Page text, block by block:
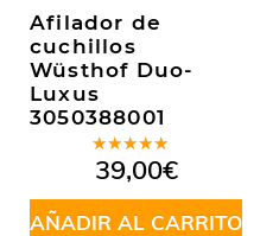
Afilador de
cuchillos
Wüsthof Duo-
Luxus
3050388001
Valorado
en5.00de
5
39,00€
AÑADIR AL CARRITO